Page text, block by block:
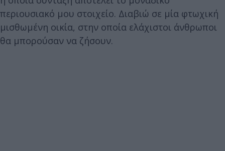
περιουσιακό μου στοιχείο. Διαβιώ σε μία φτωχική
μισθωμένη οικία, στην οποία ελάχιστοι άνθρωποι
θα μπορούσαν να ζήσουν.